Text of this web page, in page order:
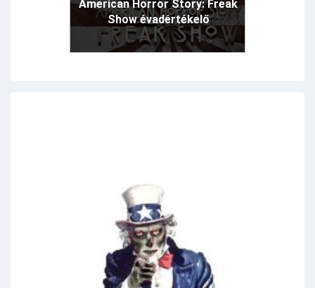
American Horror Story: Freak
Show évadértékelő